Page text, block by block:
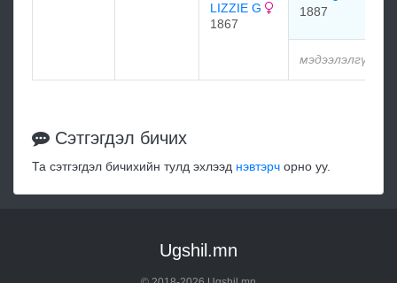
LIZZIE G
1867
1887
мэдээлэлгүй
Сэтгэгдэл бичих
Та сэтгэгдэл бичихийн тулд эхлээд нэвтэрч орно уу.
Ugshil.mn